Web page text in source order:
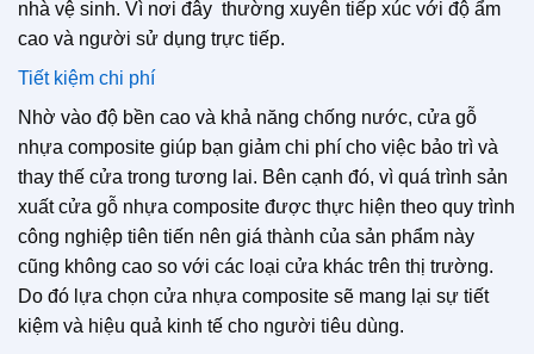
nhà vệ sinh. Vì nơi đây thường xuyên tiếp xúc với độ ẩm
cao và người sử dụng trực tiếp.
Tiết kiệm chi phí
Nhờ vào độ bền cao và khả năng chống nước, cửa gỗ
nhựa composite giúp bạn giảm chi phí cho việc bảo trì và
thay thế cửa trong tương lai. Bên cạnh đó, vì quá trình sản
xuất cửa gỗ nhựa composite được thực hiện theo quy trình
công nghiệp tiên tiến nên giá thành của sản phẩm này
cũng không cao so với các loại cửa khác trên thị trường.
Do đó lựa chọn cửa nhựa composite sẽ mang lại sự tiết
kiệm và hiệu quả kinh tế cho người tiêu dùng.